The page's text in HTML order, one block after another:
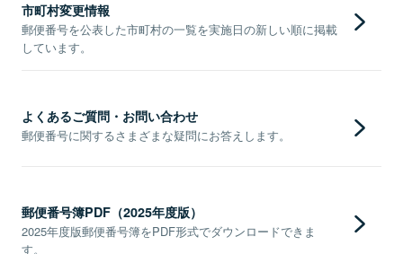
市町村変更情報
郵便番号を公表した市町村の一覧を実施日の新しい順に掲載
しています。
よくあるご質問・お問い合わせ
郵便番号に関するさまざまな疑問にお答えします。
郵便番号簿PDF（2025年度版）
2025年度版郵便番号簿をPDF形式でダウンロードできま
す。